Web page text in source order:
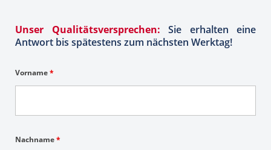
Unser Qualitätsversprechen: Sie erhalten eine
Antwort bis spätestens zum nächsten Werktag!
Vorname*
Nachname*